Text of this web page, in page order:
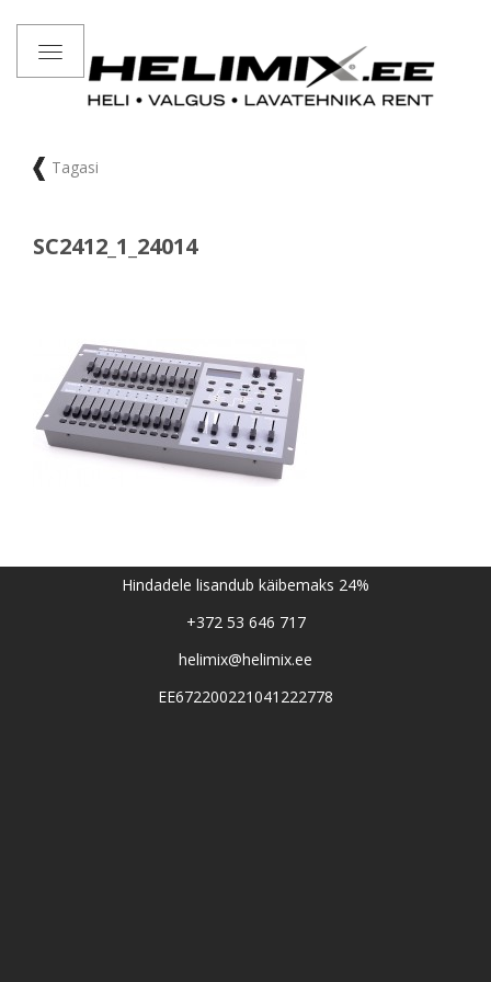
Toggle
navigation
Tagasi
SC2412_1_24014
Hindadele lisandub käibemaks 24%
+372 53 646 717
helimix@helimix.ee
EE672200221041222778